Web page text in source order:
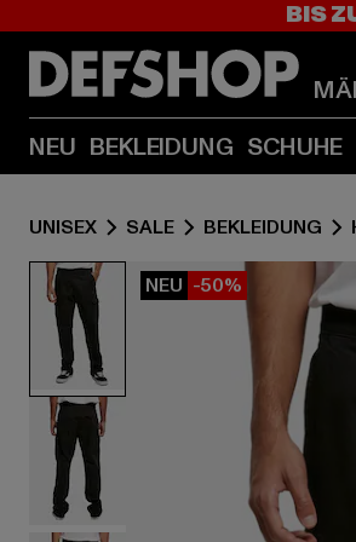
BIS
NEU BEKLEIDUNG SCHUHE
UNISEX SALE BEKLEIDUNG
NEU -50%